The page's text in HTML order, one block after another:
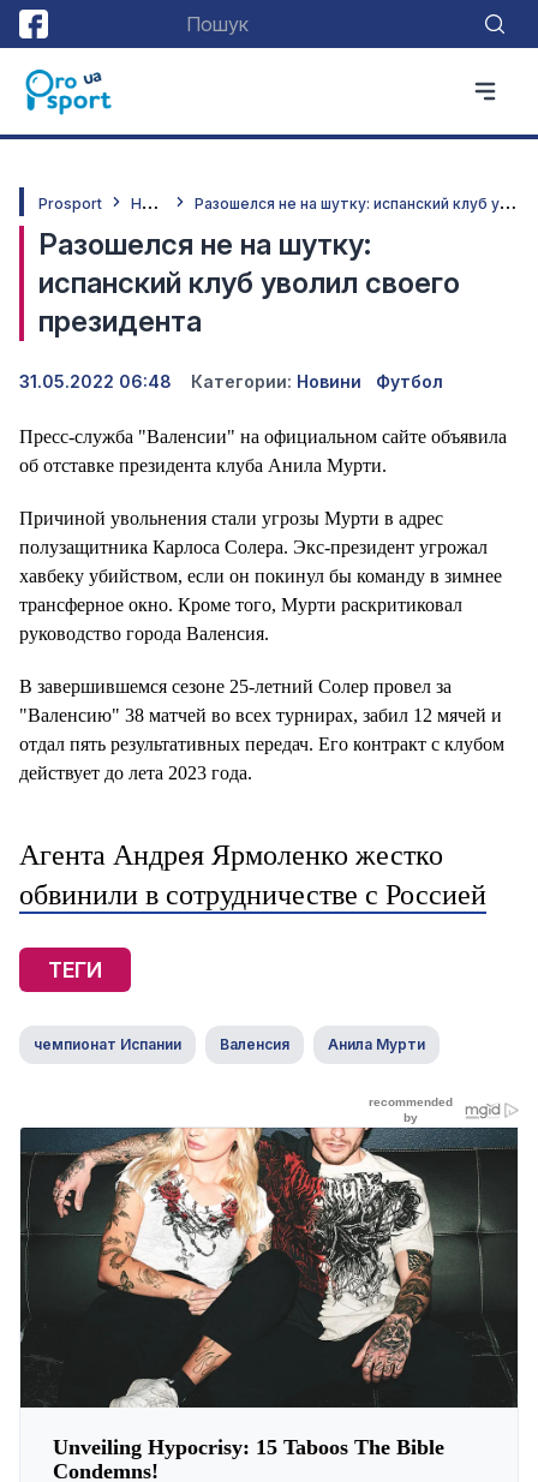
Prosport Н
овини Р
азошелся не на шутку: испанский клуб уволил своего президента
Разошелся не на шутку:
испанский клуб уволил своего
президента
31.05.2022 06:48 Категории: Новини Футбол
Пресс-служба "Валенсии" на официальном сайте объявила
об отставке президента клуба Анила Мурти.
Причиной увольнения стали угрозы Мурти в адрес
полузащитника Карлоса Солера. Экс-президент угрожал
хавбеку убийством, если он покинул бы команду в зимнее
трансферное окно. Кроме того, Мурти раскритиковал
руководство города Валенсия.
В завершившемся сезоне 25-летний Солер провел за
"Валенсию" 38 матчей во всех турнирах, забил 12 мячей и
отдал пять результативных передач. Его контракт с клубом
действует до лета 2023 года.
Агента Андрея Ярмоленко жестко
обвинили в сотрудничестве с Россией
ТЕГИ
чемпионат Испании Валенсия Анила Мурти